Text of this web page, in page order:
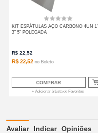
KIT ESPÁTULAS AÇO CARBONO 4UN
3" 5" POLEGADA
R$ 22,52
R$ 22,52 no Boleto
COMPRAR
+ Adicionar à Lista de Favoritos
Avaliar Indicar Opiniões